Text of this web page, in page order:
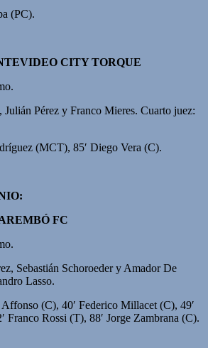
(PC).
CITY TORQUE
Julián Pérez y Franco Mieres. Cuarto juez:
(MCT), 85′ Diego Vera (C).
FC
Sebastián Schoroeder y Amador De
Lasso.
(C), 40′ Federico Millacet (C), 49′
Franco Rossi (T), 88′ Jorge Zambrana (C).